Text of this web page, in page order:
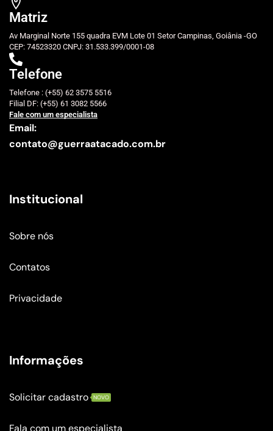
Matriz
Av Marginal Norte 155 quadra EVM Lote 01 Setor Campinas, Goiânia -GO
CEP: 74523320 CNPJ: 31.533.399/0001-08
Telefone
Telefone : (+55) 62 3575 5516
Filial DF: (+55) 61 3082 5566
Fale com um especialista
Email:
contato@guerraatacado.com.br
Institucional
Sobre nós
Contatos
Privacidade
Informações
Solicitar cadastro NOVO
Fala com um especialista